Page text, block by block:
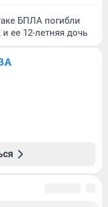
БПЛА погибли
ее 12-летняя дочь